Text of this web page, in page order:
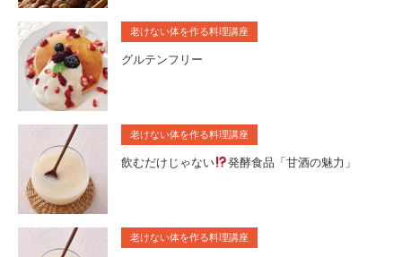
老けない体を作る料理講座
グルテンフリー
老けない体を作る料理講座
飲むだけじゃない 発酵食品「甘酒の魅力」
老けない体を作る料理講座